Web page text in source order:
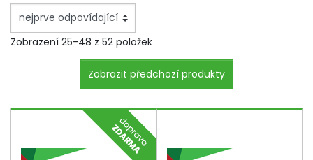
Zobrazení 25-48 z 52 položek
Zobrazit předchozí produkty